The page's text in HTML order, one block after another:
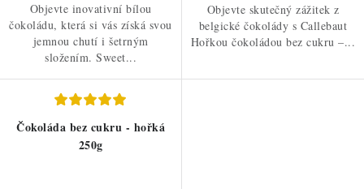
Objevte inovativní bílou
čokoládu, která si vás získá svou
jemnou chutí i šetrným
složením. Sweet...
Objevte skutečný zážitek z
belgické čokolády s Callebaut
Hořkou čokoládou bez cukru –...
Čokoláda bez cukru - hořká
250g